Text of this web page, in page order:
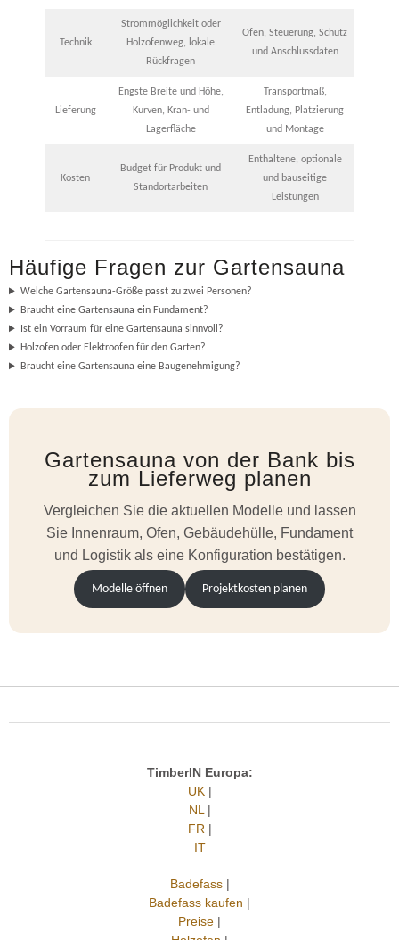
Technik
Strommöglichkeit oder
Holzofenweg, lokale
Rückfragen
Ofen, Steuerung, Schutz
und Anschlussdaten
Lieferung
Engste Breite und Höhe,
Kurven, Kran- und
Lagerfläche
Transportmaß,
Entladung, Platzierung
und Montage
Kosten
Budget für Produkt und
Standortarbeiten
Enthaltene, optionale
und bauseitige
Leistungen
Häufige Fragen zur Gartensauna
Welche Gartensauna-Größe passt zu zwei Personen?
Braucht eine Gartensauna ein Fundament?
Ist ein Vorraum für eine Gartensauna sinnvoll?
Holzofen oder Elektroofen für den Garten?
Braucht eine Gartensauna eine Baugenehmigung?
Gartensauna von der Bank bis
zum Lieferweg planen
Vergleichen Sie die aktuellen Modelle und lassen
Sie Innenraum, Ofen, Gebäudehülle, Fundament
und Logistik als eine Konfiguration bestätigen.
Modelle öffnen Projektkosten planen
TimberIN Europa:
UK|
NL|
FR|
IT
Badefass|
Badefass kaufen |
Preise |